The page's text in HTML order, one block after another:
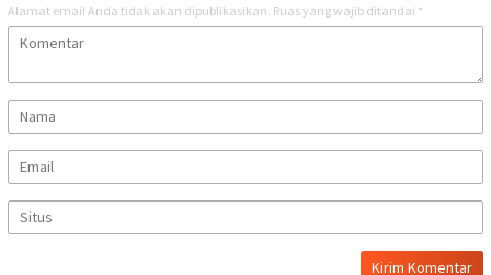
Alamat email Anda tidak akan dipublikasikan. Ruas yang wajib ditandai *